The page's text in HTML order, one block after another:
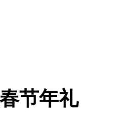
节年礼